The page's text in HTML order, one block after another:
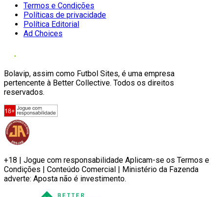
Termos e Condições
Políticas de privacidade
Política Editorial
Ad Choices
Bolavip, assim como Futbol Sites, é uma empresa
pertencente à Better Collective. Todos os direitos
reservados.
+18 | Jogue com responsabilidade Aplicam-se os Termos e
Condições | Conteúdo Comercial | Ministério da Fazenda
adverte: Aposta não é investimento.